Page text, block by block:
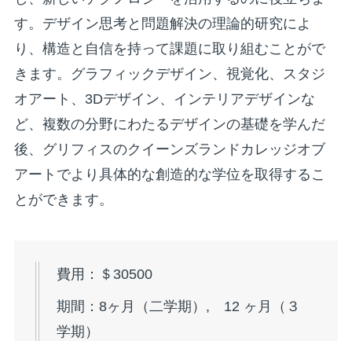
す。デザイン思考と問題解決の理論的研究によ
り、構造と自信を持って課題に取り組むことがで
きます。グラフィックデザイン、視覚化、スタジ
オアート、3Dデザイン、インテリアデザインな
ど、複数の分野にわたるデザインの基礎を学んだ
後、グリフィスのクイーンズランドカレッジオブ
アートでより具体的な創造的な学位を取得するこ
とができます。
費用：＄30500
期間：8ヶ月（二学期）, 12 ヶ月（３
学期）